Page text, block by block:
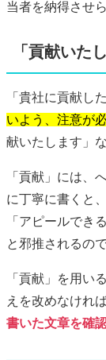
当者を納得させ
「貢献いた
「貴社に貢献し
いよう、注意が
献いたします」
「貢献」には、
に丁寧に書くと、
「アピールでき
と邪推されるので
「貢献」を用い
えを改めなけれ
書いた文章を確